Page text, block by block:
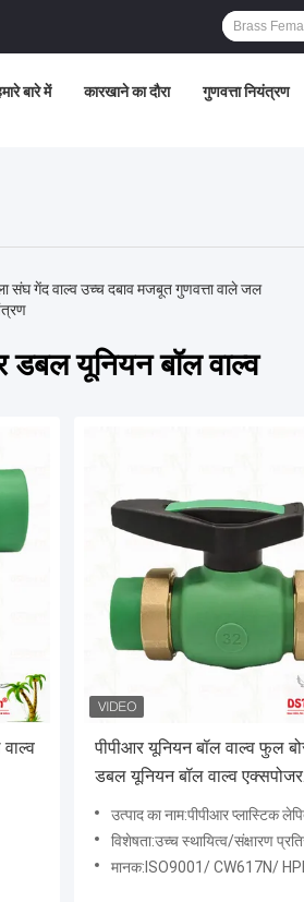
बारे में कारखाने का दौरा गुणवत्ता नियंत्रण
संघ गेंद वाल्व उच्च दबाव मजबूत गुणवत्ता वाले जल
डबल यूनियन बॉल वाल्व
पीपीआर यूनियन बॉल वाल्व फुल
डबल यूनियन बॉल वाल्व एक्सपोजर
उत्पाद का नाम:पीपीआर प्लास्टिक लेपित
विशेषता:उच्च स्थायित्व/संक्षारण प्रतिरोध/उच्च
मानक:ISO9001/ CW617N/